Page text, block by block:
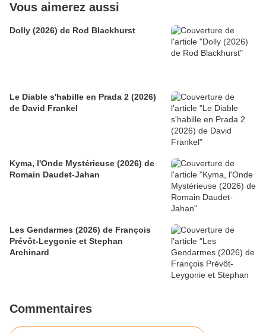
Vous aimerez aussi
Dolly (2026) de Rod Blackhurst
Le Diable s'habille en Prada 2 (2026)
de David Frankel
Kyma, l'Onde Mystérieuse (2026) de
Romain Daudet-Jahan
Les Gendarmes (2026) de François
Prévôt-Leygonie et Stephan
Archinard
Commentaires